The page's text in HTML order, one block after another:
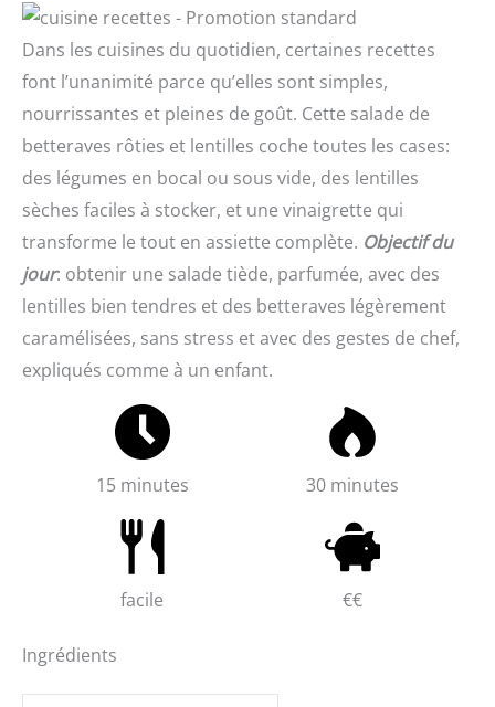
Dans les cuisines du quotidien, certaines recettes
font l’unanimité parce qu’elles sont simples,
nourrissantes et pleines de goût. Cette salade de
betteraves rôties et lentilles coche toutes les cases:
des légumes en bocal ou sous vide, des lentilles
sèches faciles à stocker, et une vinaigrette qui
transforme le tout en assiette complète. Objectif du
jour: obtenir une salade tiède, parfumée, avec des
lentilles bien tendres et des betteraves légèrement
caramélisées, sans stress et avec des gestes de chef,
expliqués comme à un enfant.
15 minutes 30 minutes
facile €€
Ingrédients